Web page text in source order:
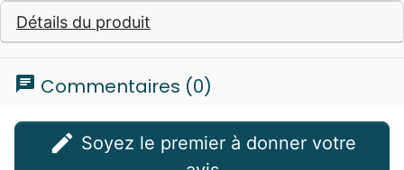
Détails du produit
chat Commentaires (0)
edit